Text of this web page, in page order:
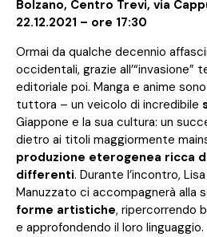
Bolzano, Centro Trevi, via
22.12.2021 – ore 17:30
Ormai da qualche decennio
occidentali, grazie all’“invasione”
editoriale poi. Manga e anime
tuttora – un veicolo di incredibile
Giappone e la sua cultura: un
dietro ai titoli maggiormente
produzione eterogenea ricca
differenti. Durante l’incontro,
Manuzzato ci accompagnerà alla
forme artistiche, ripercorrendo
e approfondendo il loro linguaggio.